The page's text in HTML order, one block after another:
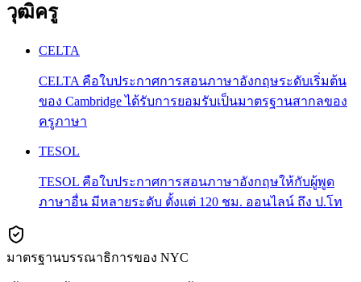
วุฒิครู
CELTA
CELTA คือใบประกาศการสอนภาษาอังกฤษระดับเริ่มต้น
ของ Cambridge ได้รับการยอมรับเป็นมาตรฐานสากลของ
ครูภาษา
TESOL
TESOL คือใบประกาศการสอนภาษาอังกฤษให้กับผู้พูด
ภาษาอื่น มีหลายระดับ ตั้งแต่ 120 ชม. ออนไลน์ ถึง ป.โท
มาตรฐานบรรณาธิการของ NYC